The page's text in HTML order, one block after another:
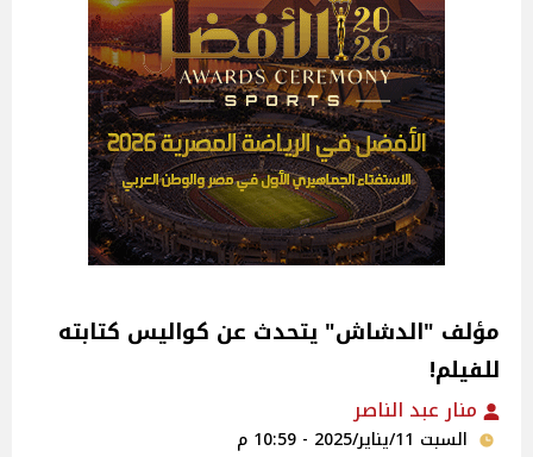
مؤلف "الدشاش" يتحدث عن كواليس كتابته
للفيلم!
منار عبد الناصر
السبت 11/يناير/2025 - 10:59 م